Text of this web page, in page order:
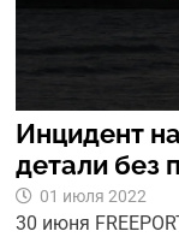
Инцидент
детали без
01 июля 2022
30 июня